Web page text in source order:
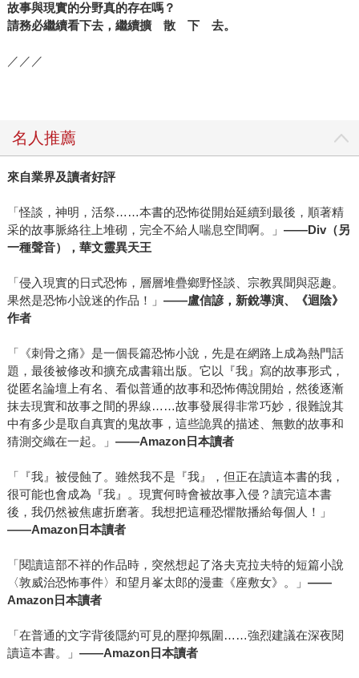
故事與現實的分野真的存在嗎？
請務必繼續看下去，繼續擴 散 下 去。
／／／
名人推薦
來自業界及讀者好評
「怪談，神明，活祭……本書的恐怖從開始延續到最後，順著精
采的故事脈絡往上堆砌，完全不給人喘息空間啊。」 ——Div（另
一種聲音），華文靈異天王
「侵入現實的日式恐怖，層層堆疊鄉野怪談、宗教異聞與惡趣。
果然是恐怖小說迷的作品！」 ——盧信諺，新銳導演、《迴陰》
作者
「《刺骨之痛》是一個長篇恐怖小說，先是在網路上成為熱門話
題，最後被修改和擴充成書籍出版。它以『我』寫的故事形式，
從匿名論壇上有名、看似普通的故事和恐怖傳說開始，然後逐漸
抹去現實和故事之間的界線……故事發展得非常巧妙，很難說其
中有多少是取自真實的鬼故事，這些詭異的描述、無數的故事和
猜測交織在一起。」 ——Amazon日本讀者
「『我』被侵蝕了。雖然我不是『我』，但正在讀這本書的我，
很可能也會成為『我』。現實何時會被故事入侵？讀完這本書
後，我仍然被焦慮折磨著。我想把這種恐懼散播給每個人！」
——Amazon日本讀者
「閱讀這部不祥的作品時，突然想起了洛夫克拉夫特的短篇小說
〈敦威治恐怖事件〉和望月峯太郎的漫畫《座敷女》。」 ——
Amazon日本讀者
「在普通的文字背後隱約可見的壓抑氛圍……強烈建議在深夜閱
讀這本書。」 ——Amazon日本讀者